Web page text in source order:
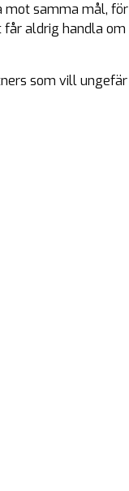
mot samma mål, för
får aldrig handla om
som vill ungefär